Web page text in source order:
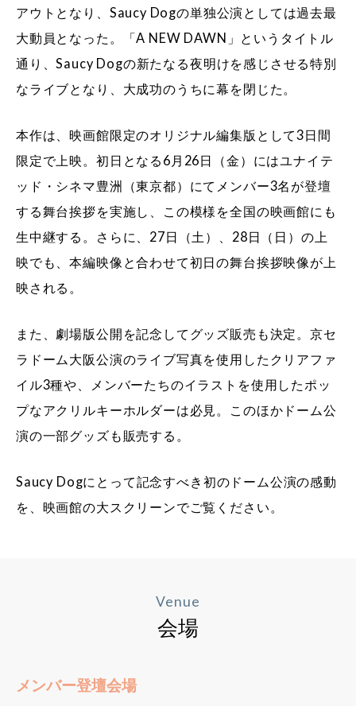
アウトとなり、Saucy Dogの単独公演としては過去最
大動員となった。「A NEW DAWN」というタイトル
通り、Saucy Dogの新たなる夜明けを感じさせる特別
なライブとなり、大成功のうちに幕を閉じた。
本作は、映画館限定のオリジナル編集版として3日間
限定で上映。初日となる6月26日（金）にはユナイテ
ッド・シネマ豊洲（東京都）にてメンバー3名が登壇
する舞台挨拶を実施し、この模様を全国の映画館にも
生中継する。さらに、27日（土）、28日（日）の上
映でも、本編映像と合わせて初日の舞台挨拶映像が上
映される。
また、劇場版公開を記念してグッズ販売も決定。京セ
ラドーム大阪公演のライブ写真を使用したクリアファ
イル3種や、メンバーたちのイラストを使用したポッ
プなアクリルキーホルダーは必見。このほかドーム公
演の一部グッズも販売する。
Saucy Dogにとって記念すべき初のドーム公演の感動
を、映画館の大スクリーンでご覧ください。
Venue
会場
メンバー登壇会場